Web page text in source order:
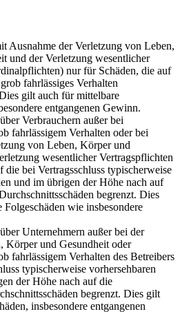
Ausnahme der Verletzung von Leben,
und der Verletzung wesentlicher
nur für Schäden, die auf
fahrlässiges Verhalten
gilt auch für mittelbare
entgangenen Gewinn.
Verbrauchern außer bei
fahrlässigem Verhalten oder bei
von Leben, Körper und
wesentlicher Vertragspflichten
bei Vertragsschluss typischerweise
und im übrigen der Höhe nach auf
begrenzt. Dies
wie insbesondere
Unternehmern außer bei der
Körper und Gesundheit oder
fahrlässigem Verhalten des Betreibers
typischerweise vorhersehbaren
der Höhe nach auf die
begrenzt. Dies gilt
insbesondere entgangenen